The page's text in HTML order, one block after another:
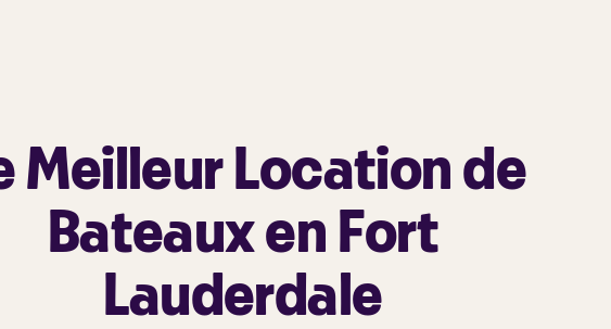
Meilleur Location de
Bateaux en Fort
Lauderdale